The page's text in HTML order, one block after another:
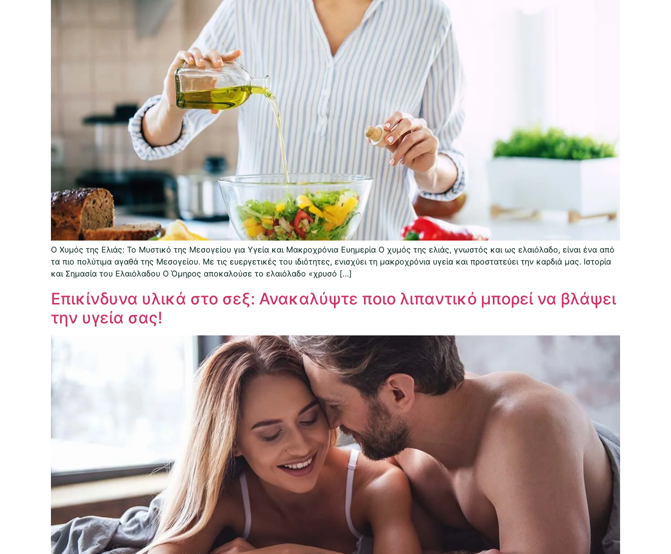
Ο Χυμός της Ελιάς: Το Μυστικό της Μεσογείου για Υγεία και Μακροχρόνια Ευημερία Ο χυμός της ελιάς, γνωστός και ως ελαιόλαδο, είναι ένα από
τα πιο πολύτιμα αγαθά της Μεσογείου. Με τις ευεργετικές του ιδιότητες, ενισχύει τη μακροχρόνια υγεία και προστατεύει την καρδιά μας. Ιστορία
και Σημασία του Ελαιόλαδου Ο Όμηρος αποκαλούσε το ελαιόλαδο «χρυσό […]
Επικίνδυνα υλικά στο σεξ: Ανακαλύψτε ποιο λιπαντικό μπορεί να βλάψει
την υγεία σας!